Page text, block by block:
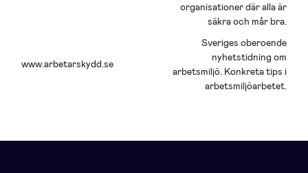
organisationer där alla är
säkra och mår bra.
www.arbetarskydd.se
Sveriges oberoende
nyhetstidning om
arbetsmiljö. Konkreta tips i
arbetsmiljöarbetet.